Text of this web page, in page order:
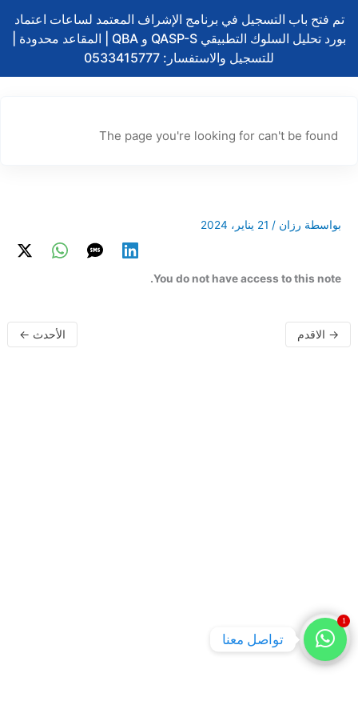
إلى
المحتوى
تم فتح باب التسجيل في برنامج الإشراف المعتمد لساعات اعتماد
بورد تحليل السلوك التطبيقي QASP-S و QBA | المقاعد محدودة |
للتسجيل والاستفسار: 0533415777
The page you're looking for can't be found
بواسطة رزان/ 21 يناير، 2024
You do not have access to this note.
→ الاقدم الأحدث ←
1
تواصل معنا